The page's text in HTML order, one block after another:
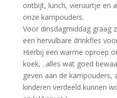
ontbijt, lunch, vieruurtje en
onze kampouders.
Voor dinsdagmiddag graag
een hervulbare drinkfles
Hierbij een warme oproep
koek, ..alles wat goed
geven aan de kampouders,
kinderen verdeeld kunnen